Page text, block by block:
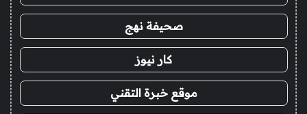
صحيفة نهج
كار نيوز
موقع خبرة التقني